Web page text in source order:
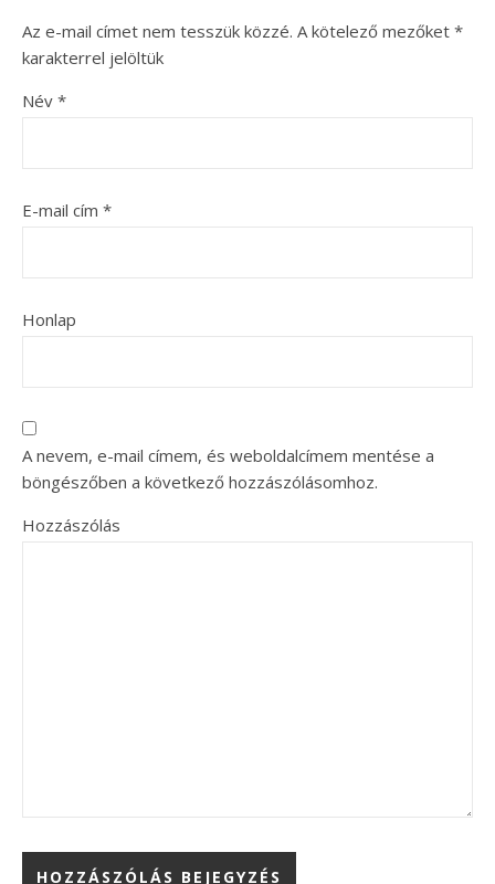
Az e-mail címet nem tesszük közzé. A kötelező mezőket *
karakterrel jelöltük
Név *
E-mail cím *
Honlap
A nevem, e-mail címem, és weboldalcímem mentése a
böngészőben a következő hozzászólásomhoz.
Hozzászólás